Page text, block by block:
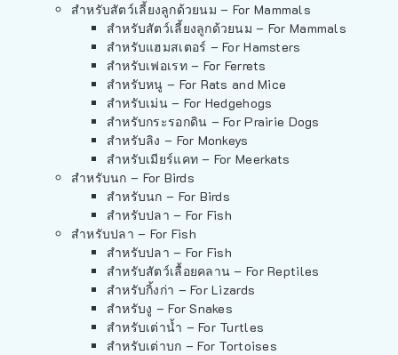
สำหรับสัตว์เลี้ยงลูกด้วยนม – For Mammals
สำหรับสัตว์เลี้ยงลูกด้วยนม – For Mammals
สำหรับแฮมสเตอร์ – For Hamsters
สำหรับเฟอเรท – For Ferrets
สำหรับหนู – For Rats and Mice
สำหรับเม่น – For Hedgehogs
สำหรับกระรอกดิน – For Prairie Dogs
สำหรับลิง – For Monkeys
สำหรับเมียร์แคท – For Meerkats
สำหรับนก – For Birds
สำหรับนก – For Birds
สำหรับปลา – For Fish
สำหรับปลา – For Fish
สำหรับปลา – For Fish
สำหรับสัตว์เลื้อยคลาน – For Reptiles
สำหรับกิ้งก่า – For Lizards
สำหรับงู – For Snakes
สำหรับเต่าน้ำ – For Turtles
สำหรับเต่าบก – For Tortoises